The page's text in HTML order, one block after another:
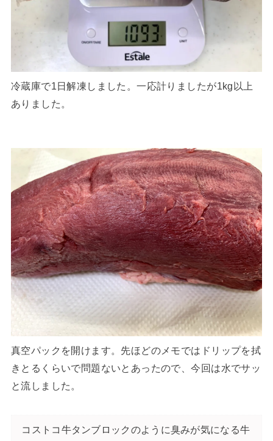
冷蔵庫で1日解凍しました。一応計りましたが1kg以上
ありました。
真空パックを開けます。先ほどのメモではドリップを拭
きとるくらいで問題ないとあったので、今回は水でサッ
と流しました。
コストコ牛タンブロックのように臭みが気になる牛